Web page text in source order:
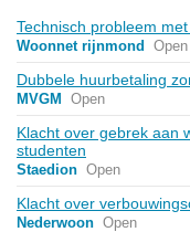
Technisch probleem
Woonnet rijnmond Open
Dubbele huurbetaling
MVGM Open
Klacht over gebrek aan
studenten
Staedion Open
Klacht over
Nederwoon Open